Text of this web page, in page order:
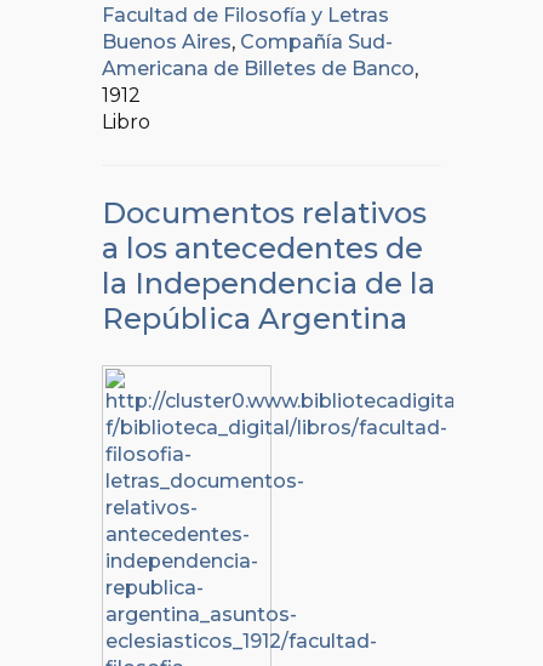
Facultad de Filosofía y Letras
Buenos Aires, Compañía Sud-
Americana de Billetes de Banco,
1912
Libro
Documentos relativos
a los antecedentes de
la Independencia de la
República Argentina